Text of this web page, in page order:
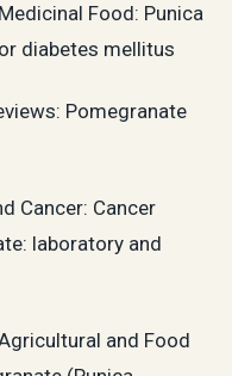
Food: Punica
diabetes mellitus
Pomegranate
Cancer: Cancer
laboratory and
and Food